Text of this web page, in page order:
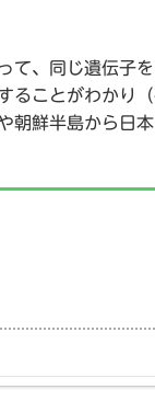
、同じ遺伝子
ることがわかり
朝鮮半島から日